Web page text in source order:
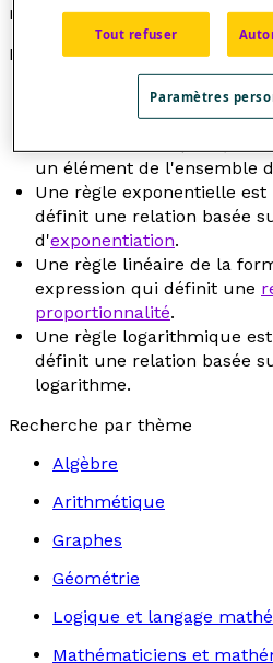
mathématique.
Exemples
Une règle d'une fonction
la relation qui existe entre
un élément de l'ensemble
Une règle exponentielle
définit une relation basée
d'exponentiation.
Une règle linéaire de la
expression qui définit une
proportionnalité.
Une règle logarithmique
définit une relation basée
logarithme.
Recherche par thème
Algèbre
Arithmétique
Graphes
Géométrie
Logique et langage
Mathématiciens et
Tout refuser
Paramètres